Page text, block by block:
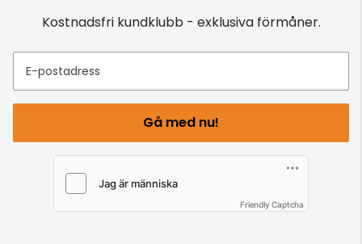
Kostnadsfri kundklubb - exklusiva förmåner.
E-postadress
Gå med nu!
Friendly Captcha